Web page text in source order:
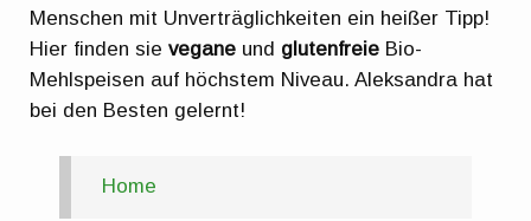
Menschen mit Unverträglichkeiten ein heißer Tipp!
Hier finden sievegane und glutenfreie Bio-
Mehlspeisen auf höchstem Niveau. Aleksandra hat
bei den Besten gelernt!
Home